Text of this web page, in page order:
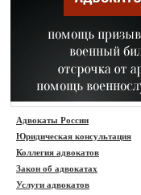
Адвокаты России
Юридическая консультация
Коллегия адвокатов
Закон об адвокатах
Услуги адвокатов